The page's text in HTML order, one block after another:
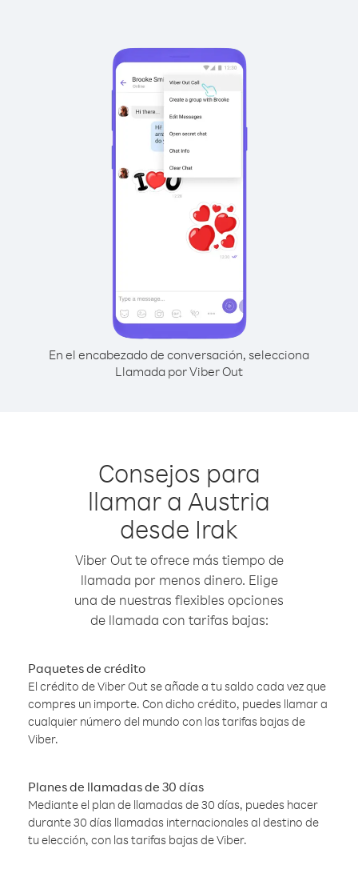
En el encabezado de conversación, selecciona
Llamada por Viber Out
Consejos para
llamar a Austria
desde Irak
Viber Out te ofrece más tiempo de
llamada por menos dinero. Elige
una de nuestras flexibles opciones
de llamada con tarifas bajas:
Paquetes de crédito
El crédito de Viber Out se añade a tu saldo cada vez que
compres un importe. Con dicho crédito, puedes llamar a
cualquier número del mundo con las tarifas bajas de
Viber.
Planes de llamadas de 30 días
Mediante el plan de llamadas de 30 días, puedes hacer
durante 30 días llamadas internacionales al destino de
tu elección, con las tarifas bajas de Viber.